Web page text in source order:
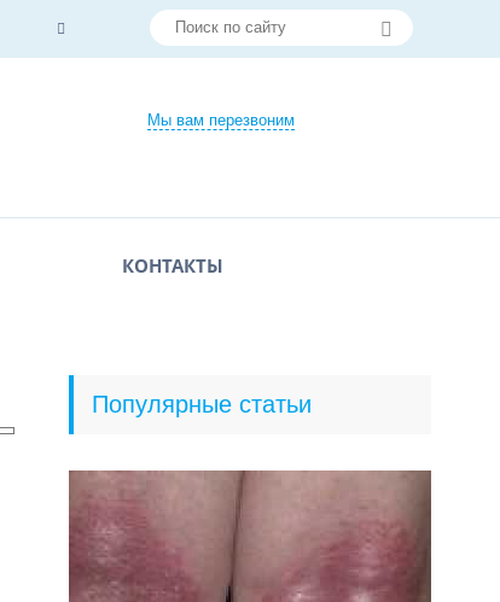
Мы вам перезвоним
КОНТАКТЫ
Популярные статьи